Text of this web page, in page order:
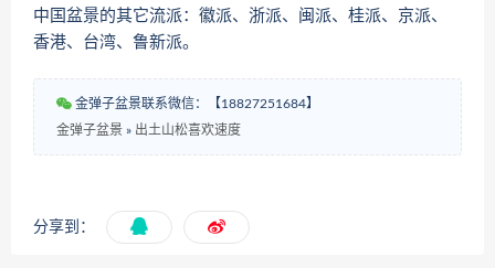
中国盆景的其它流派：徽派、浙派、闽派、桂派、京派、
香港、台湾、鲁新派。
金弹子盆景联系微信：【18827251684】
金弹子盆景 » 出土山松喜欢速度
分享到：